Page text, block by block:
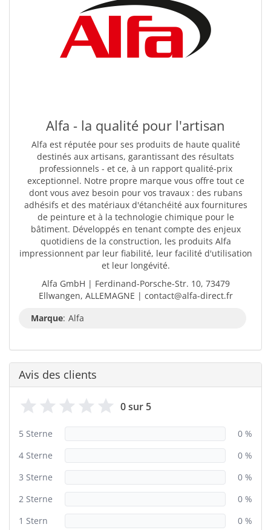
Alfa - la qualité pour l'artisan
Alfa est réputée pour ses produits de haute qualité
destinés aux artisans, garantissant des résultats
professionnels - et ce, à un rapport qualité-prix
exceptionnel. Notre propre marque vous offre tout ce
dont vous avez besoin pour vos travaux : des rubans
adhésifs et des matériaux d'étanchéité aux fournitures
de peinture et à la technologie chimique pour le
bâtiment. Développés en tenant compte des enjeux
quotidiens de la construction, les produits Alfa
impressionnent par leur fiabilité, leur facilité d'utilisation
et leur longévité.
Alfa GmbH | Ferdinand-Porsche-Str. 10, 73479
Ellwangen, ALLEMAGNE | contact@alfa-direct.fr
Marque: Alfa
Avis des clients
0 sur 5
5 Sterne
0 %
4 Sterne
0 %
3 Sterne
0 %
2 Sterne
0 %
1 Stern
0 %